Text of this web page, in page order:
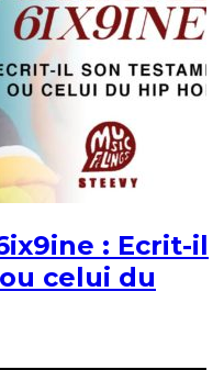
: Ecrit-il
celui du